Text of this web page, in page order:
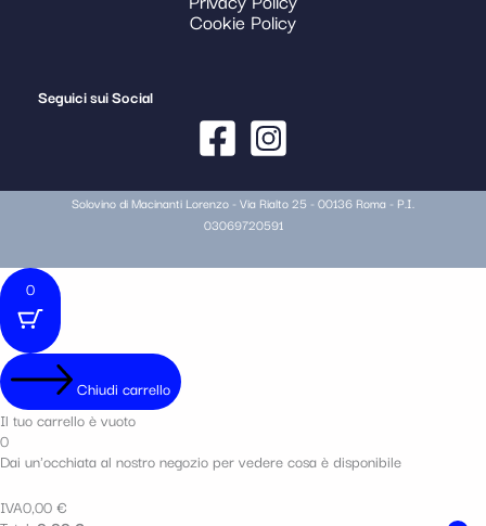
Cookie Policy
Seguici sui Social
Solovino di Macinanti Lorenzo - Via Rialto 25 - 00136 Roma - P.I.
03069720591
0
Chiudi carrello
Il tuo carrello è vuoto
0
Dai un'occhiata al nostro negozio per vedere cosa è disponibile
IVA0,00€